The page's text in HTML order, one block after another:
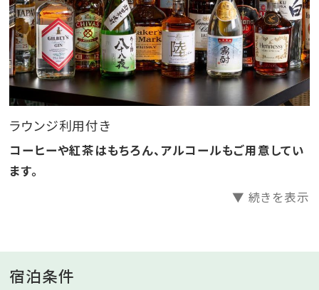
泉を愉しめます。
■アクセス
東海道本線 JR舞阪駅よりお車にて約7分。
東名高速道路浜松西ICより13km、所要約20分。
――――――――――――――――――――――
「グランドメルキュール浜名湖リゾート＆スパ」のおすす
ラウンジ利用付き
コーヒーや紅茶はもちろん、アルコールもご用意してい
ます。
▼ 続きを表示
宿泊条件